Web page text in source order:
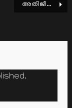
അതിജീവന കേരളം, തിരിച്ചറിവിന്‍റെയും